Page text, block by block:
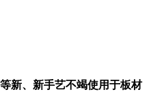
新、新手艺不竭使用于板材